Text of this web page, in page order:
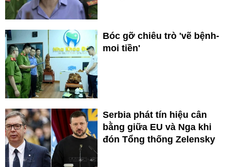
Bóc gỡ chiêu trò 'vẽ bệnh-
moi tiền'
Serbia phát tín hiệu cân
bằng giữa EU và Nga khi
đón Tổng thống Zelensky